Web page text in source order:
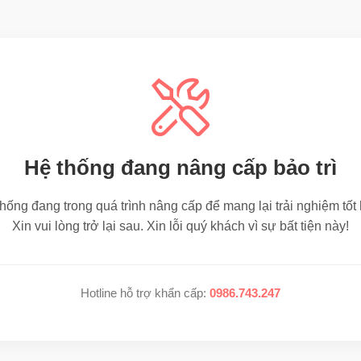
Hệ thống đang nâng cấp bảo trì
đang trong quá trình nâng cấp để mang lại trải nghiệm tốt
Xin vui lòng trở lại sau. Xin lỗi quý khách vì sự bất tiện này!
Hotline hỗ trợ khẩn cấp: 0986.743.247